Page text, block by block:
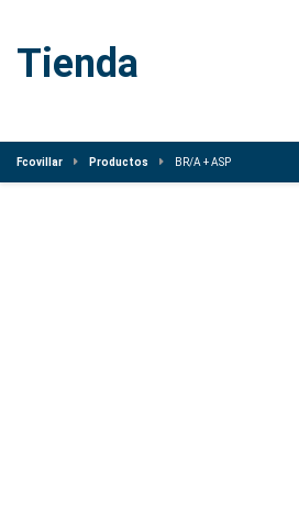
Tienda
Fcovillar Productos BR/A + ASP